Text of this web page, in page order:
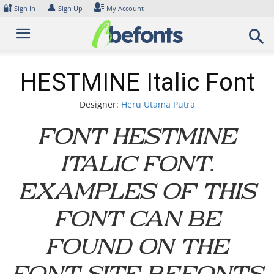
Skip
content
🔐 Sign In 👤 Sign Up My Account
HESTMINE Italic Font
Designer: Heru Utama Putra
Font HESTMINE
Italic Font.
Examples of this
font can be
found on the